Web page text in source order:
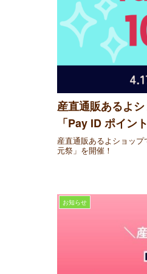
産直通販あるよ
「Pay ID ポイン
産直通販あるよショッ
元祭」を開催！
お知らせ